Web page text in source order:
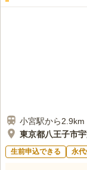
小宮駅から2.9km
東京都八王子市
生前申込できる 永代